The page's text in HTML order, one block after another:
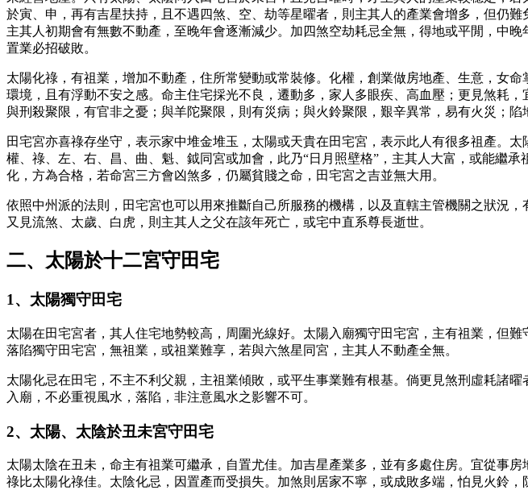
於寅、申，再有吉星扶持，且不遇四煞、空、劫等星曜者，則主其人的產業會增多，但仍
主其人初期會有無數不動產，至晚年會逐漸減少。加四煞空劫耗忌全無，得地或平閒，中
置業必招破敗。
太陽化祿，有祖業，增加不動產，住所常變動或常裝修。化權，創業做房地產、生意，女
環境，且有浮動不安之感。命主住宅採光不良，遷動多，家人多眼疾、高血壓；更見煞耗
與刑殺聚限，有官非之憂；與羊陀聚限，則有災病；與火鈴聚限，艱辛異常，易有火災；陷
田宅宮亦喜祿存坐守，表示家中堆金堆玉，太陽或天貴在田宅宮，表示此人有很多祖產。
權、祿、左、右、昌、曲、魁、鉞同宮或加會，此乃“日月照壁格”，主其人大富，或能繼
化，方為合格，若命宮三方會凶煞多，仍屬貧賤之命，田宅宮之吉並無大用。
依照中州派的法則，田宅宮也可以用來推斷自己所服務的機構，以及直轄主管機關之狀況
又見流煞、太歲、白虎，則主其人之父在該年死亡，或宅中直系尊長逝世。
二、太陽於十二宮守田宅
1、太陽獨守田宅
太陽在田宅宮者，其人住宅地勢較高，周圍光線好。太陽入廟獨守田宅宮，主有祖業，但
落陷獨守田宅宮，無祖業，或祖業難享，若與六煞星同宮，主其人不動產全無。
太陽化忌在田宅，不主不利父親，主祖業傾敗，或平生事業難有根基。倘更見煞刑虛耗諸
入廟，不必重視風水，落陷，非注意風水之影響不可。
2、太陽、太陰於丑未宮守田宅
太陽太陰在丑未，命主有祖業可繼承，自置尤佳。加吉星產業多，並有多處住房。宜從事
祿比太陽化祿佳。太陰化忌，因置產而受損失。加煞則居家不寧，或成敗多端，怕見火鈴，